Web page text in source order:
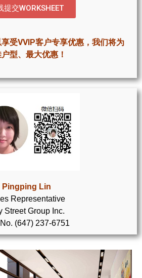
实用链接
提交WORKSHEET
受VVIP客户专享优惠，我们将为
型、最大优惠！
Pingping Lin
Representative
Street Group Inc.
(647) 237-6751